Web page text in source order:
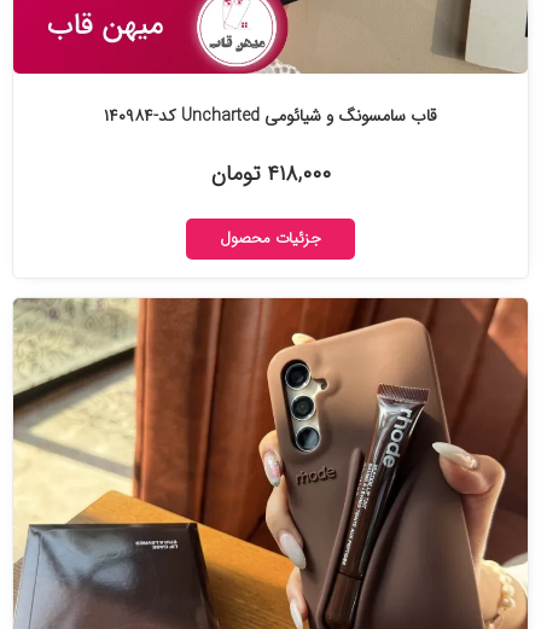
قاب سامسونگ و شیائومی Uncharted کد-۱۴۰۹۸۴
۴۱۸,۰۰۰ تومان
جزئیات محصول